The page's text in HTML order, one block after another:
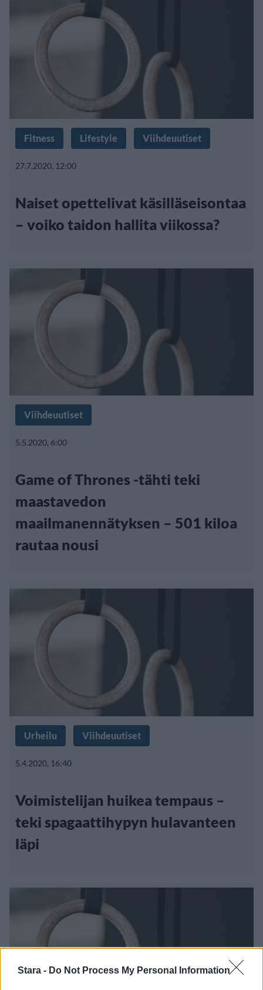
Stara - Do Not Process My Personal Information
Fitness Lifestyle Viihdeuutiset
27.7.2020, 12:00
Naiset opettelivat käsilläseisontaa
– voiko taidon hallita viikossa?
Viihdeuutiset
5.5.2020, 6:00
Game of Thrones -tähti teki
maastavedon
maailmanennätyksen – 501 kiloa
rautaa nousi
Urheilu Viihdeuutiset
5.4.2020, 16:40
Voimistelijan huikea tempaus –
teki spagaattihypyn hulavanteen
läpi